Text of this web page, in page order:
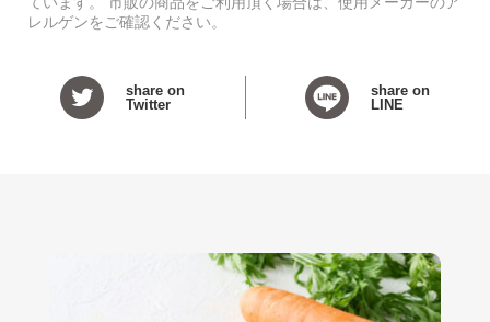
レルゲンをご確認ください。
share on
Twitter
share on
LINE